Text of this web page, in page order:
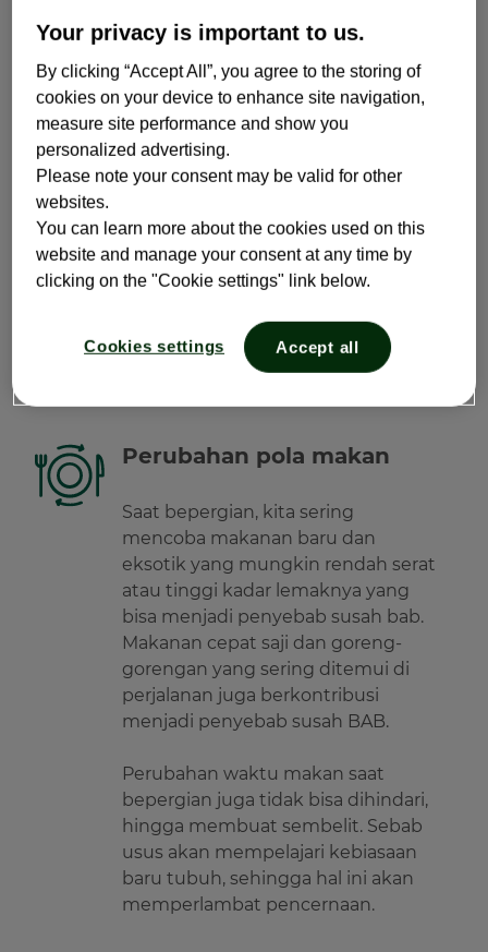
Gejala sembelit yang terjadi saat bepergian
tentunya akan sangat mengganggu perjalanan
Anda. Bepergian dapat merubah pola BAB.
Perubahan ini akan memicu berbagai masalah
kesehatan, salah satunya mengalami susah
BAB. Banyak orang yang menghadapi susah
buang air besar saat bepergian selalu
mengeluh akan perut kembung, rasa tidak
nyaman, hingga memengaruhi sebagian besar
perjalanan mereka.
Berikut ini adalah faktor-faktor yang
menyebabkan sembelit ketika sedang
Perubahan pola makan
Saat bepergian, kita sering
mencoba makanan baru dan
eksotik yang mungkin rendah serat
atau tinggi kadar lemaknya yang
bisa menjadi penyebab susah bab.
Makanan cepat saji dan goreng-
gorengan yang sering ditemui di
perjalanan juga berkontribusi
menjadi penyebab susah BAB.
Perubahan waktu makan saat
bepergian juga tidak bisa dihindari,
hingga membuat sembelit. Sebab
usus akan mempelajari kebiasaan
baru tubuh, sehingga hal ini akan
memperlambat pencernaan.
Your privacy is important to us.
By clicking “Accept All”, you agree to the storing of
cookies on your device to enhance site navigation,
measure site performance and show you
personalized advertising.
Please note your consent may be valid for other
websites.
You can learn more about the cookies used on this
website and manage your consent at any time by
clicking on the "Cookie settings" link below.
Cookies settings Accept all